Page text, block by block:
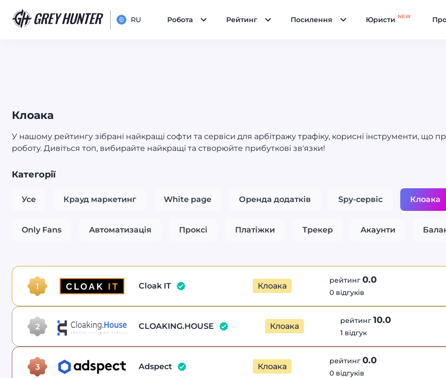
RU Робота Рейтинг Посилення Юристи NEW
Клоака
У нашому рейтингу зібрані найкращі софти та сервіси для арбітражу трафіку, корисні інструменти, що
роботу. Дивіться топ, вибирайте найкращі та створюйте прибуткові зв'язки!
Категорії
Усе Крауд маркетинг White page Оренда додатків Spy-сервіс Клоака
Only Fans Автоматизація Проксі Платіжки Трекер Акаунти
1 Cloak IT Клоака
рейтинг 0.0
0 відгуків
2 CLOAKING.HOUSE Клоака
рейтинг 10.0
1 відгук
3 Adspect Клоака
рейтинг 0.0
0 відгуків